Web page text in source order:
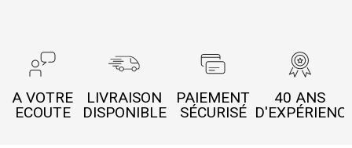
A VOTRE
ECOUTE
LIVRAISON
DISPONIBLE
PAIEMENT
SÉCURISÉ
40 ANS